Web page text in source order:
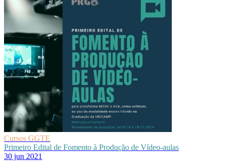
Cursos GGTE
Primeiro Edital de Fomento à Produção de Vídeo-aulas
30 jun 2021